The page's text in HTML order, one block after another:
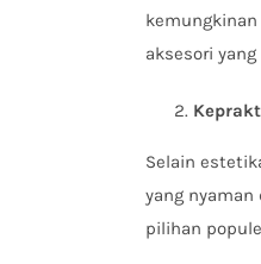
aksesori
Selain
yang
pilihan